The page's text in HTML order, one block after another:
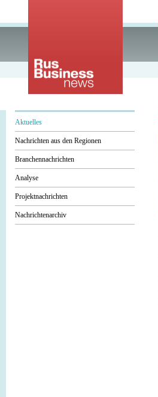
Aktuelles
Nachrichten aus den Regionen
Branchennachrichten
Analyse
Projektnachrichten
Nachrichtenarchiv